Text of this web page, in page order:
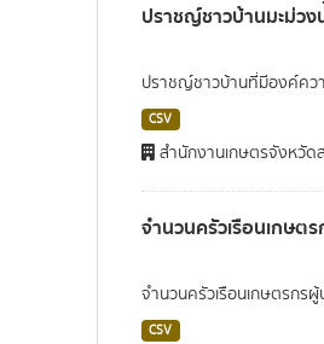
ปราชญ์ชาวบ้านมะม่วง
ปราชญ์ชาวบ้านที่มีองค์ควา
CSV
สำนักงานเกษตรจังหวัด
จำนวนครัวเรือนเกษต
จำนวนครัวเรือนเกษตรกร
CSV